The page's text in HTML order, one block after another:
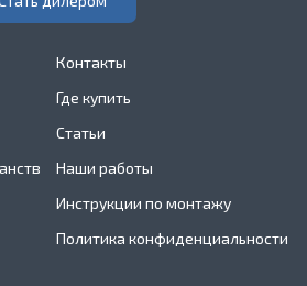
Контакты
Где купить
Статьи
Наши работы
Инструкции по монтажу
Политика конфиденциальности